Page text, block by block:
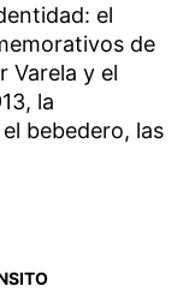
el
de
Varela y el
la
bebedero, las